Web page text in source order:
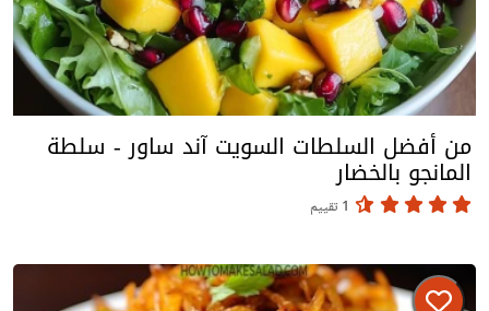
من أفضل السلطات السويت آند ساور - سلطة
المانجو بالخضار
1 تقييم